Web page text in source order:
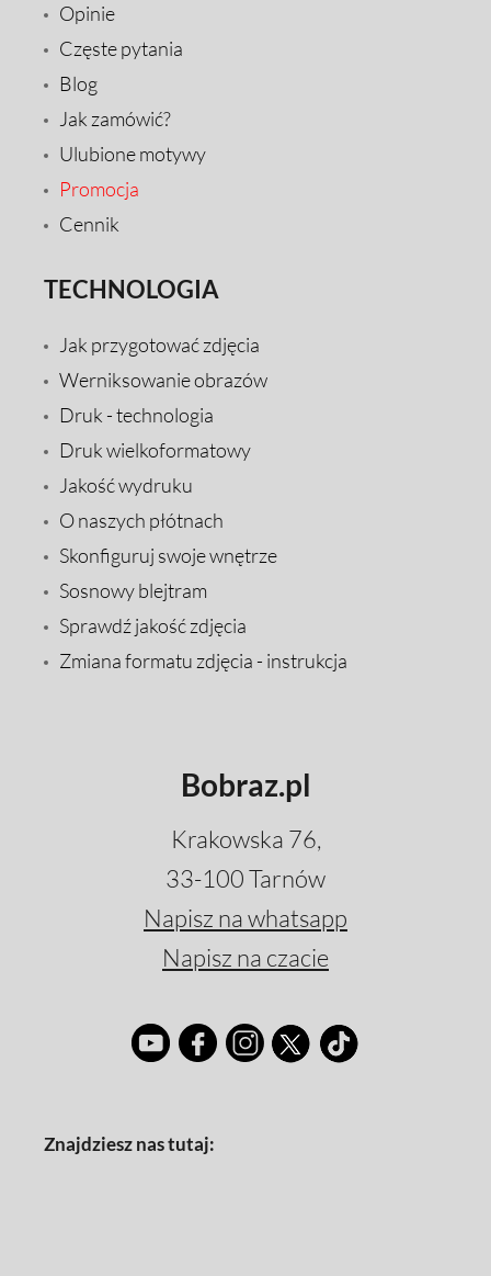
Opinie
Częste pytania
Blog
Jak zamówić?
Ulubione motywy
Promocja
Cennik
TECHNOLOGIA
Jak przygotować zdjęcia
Werniksowanie obrazów
Druk - technologia
Druk wielkoformatowy
Jakość wydruku
O naszych płótnach
Skonfiguruj swoje wnętrze
Sosnowy blejtram
Sprawdź jakość zdjęcia
Zmiana formatu zdjęcia - instrukcja
Bobraz.pl
Krakowska 76,
33-100 Tarnów
Napisz na whatsapp
Napisz na czacie
Znajdziesz nas tutaj: